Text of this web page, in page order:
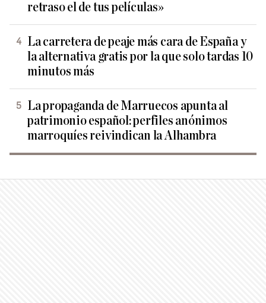
retraso el de tus películas»
La carretera de peaje más cara de España y
la alternativa gratis por la que solo tardas 10
minutos más
La propaganda de Marruecos apunta al
patrimonio español: perfiles anónimos
marroquíes reivindican la Alhambra